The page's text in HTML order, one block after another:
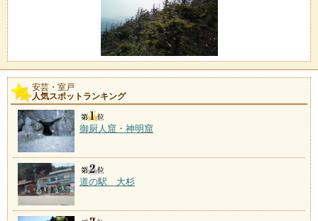
安芸・室戸
人気スポットランキング
御厨人窟・神明窟
道の駅 大杉